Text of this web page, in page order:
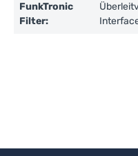
FunkTronic
Filter: